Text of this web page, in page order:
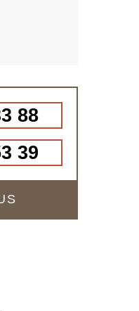
88
39